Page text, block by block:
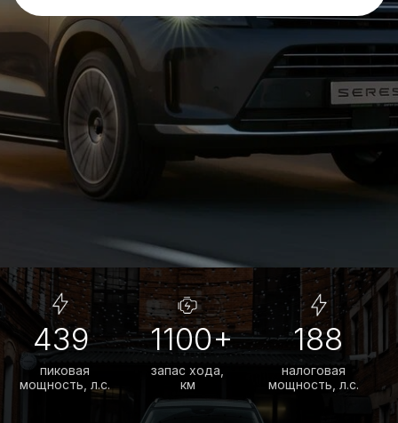
Кредит от 0,01%
ПОЛУЧИТЬ СПЕЦПРЕДЛОЖЕНИЕ
ПСК от 0,01% до 19,487%
ставка зависит от первоначального
взноса и срока кредитования
первоначальный взнос влияет
на сумму платежа
Мы сотрудничаем исключительно
с надежными и проверенными банками,
чтобы предложить вам лучшие
условия на покупку автомобилей
AITO SERES М7.